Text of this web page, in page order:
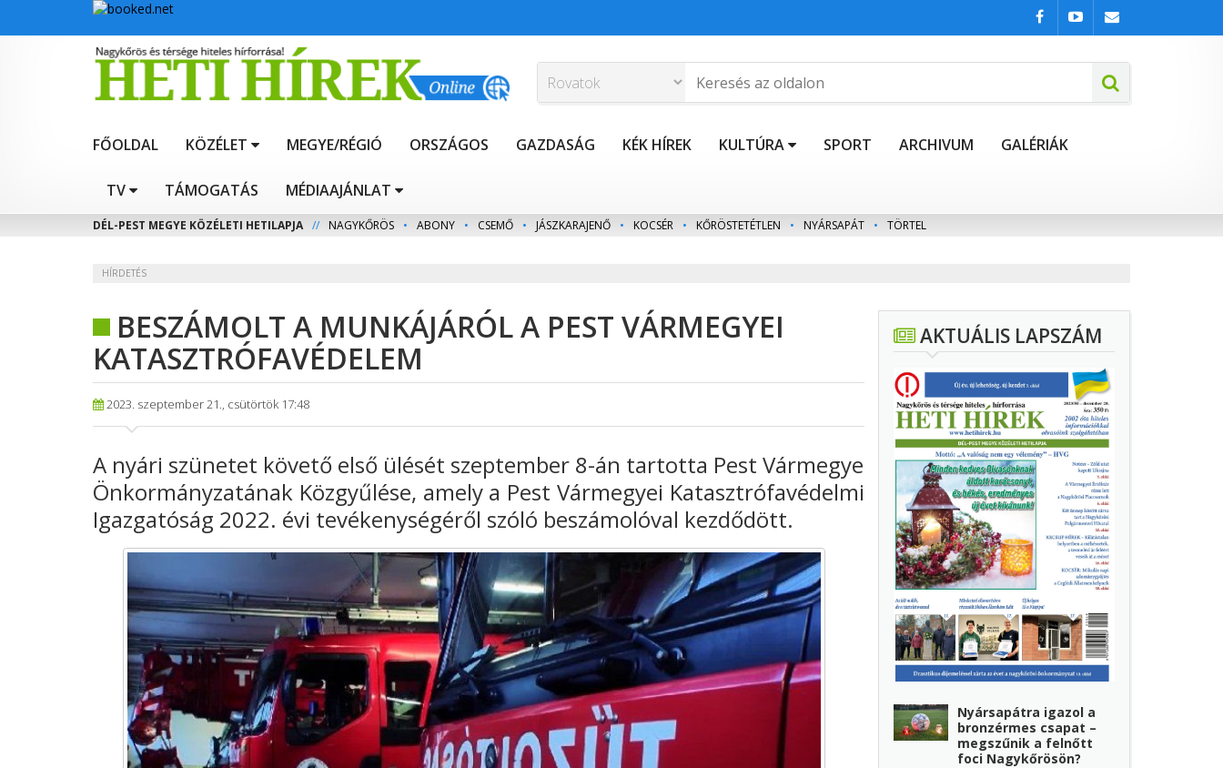
FŐOLDAL KÖZÉLET MEGYE/RÉGIÓ ORSZÁGOS GAZDASÁG KÉK HÍREK KULTÚRA SPORT ARCHIVUM GALÉRIÁK
TV TÁMOGATÁS MÉDIAAJÁNLAT
DÉL-PEST MEGYE KÖZÉLETI HETILAPJA // NAGYKŐRÖS • ABONY • CSEMŐ • JÁSZKARAJENŐ • KOCSÉR • KŐRÖSTETÉTLEN • NYÁRSAPÁT • TÖRTEL
HÍRDETÉS
BESZÁMOLT A MUNKÁJÁRÓL A PEST VÁRMEGYEI
KATASZTRÓFAVÉDELEM
2023. szeptember 21., csütörtök 17:48
A nyári szünetet követő első ülését szeptember 8-án tartotta Pest Vármegye
Önkormányzatának Közgyűlése, amely a Pest Vármegyei Katasztrófavédelmi
Igazgatóság 2022. évi tevékenységéről szóló beszámolóval kezdődött.
AKTUÁLIS LAPSZÁM
Nyársapátra igazol a
bronzérmes csapat –
megszűnik a felnőtt
foci Nagykőrösön?